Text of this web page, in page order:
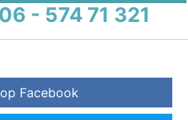
06 - 574 71 321
Facebook